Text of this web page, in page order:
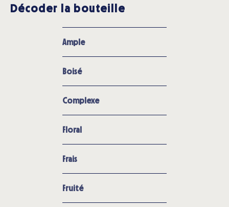
Décoder la bouteille
Ample
Boisé
Complexe
Floral
Frais
Fruité